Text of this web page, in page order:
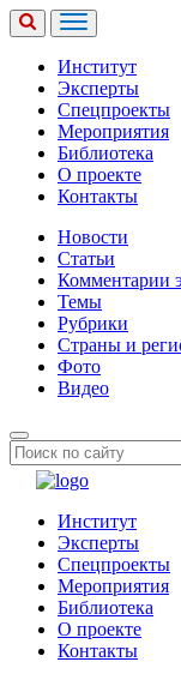
Институт
Эксперты
Спецпроекты
Мероприятия
Библиотека
О проекте
Контакты
Новости
Статьи
Комментарии
Темы
Рубрики
Страны и
Фото
Видео
Институт
Эксперты
Спецпроекты
Мероприятия
Библиотека
О проекте
Контакты